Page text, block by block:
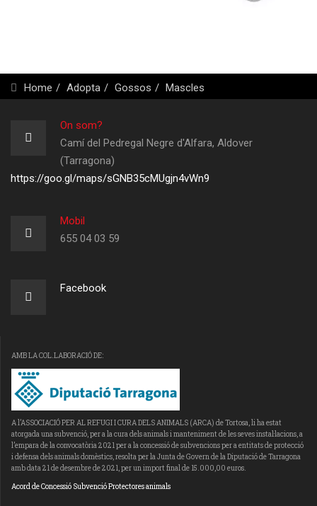
Home Adopta Gossos Mascles
On som?
Camí del Pedregal Negre d'Alfara, Aldover
(Tarragona)
https://goo.gl/maps/sGNB35cMUgjn4vWn9
Mobil
655 04 03 59
Facebook
AMB LA COL.LABORACIÓ DE:
A l’ASSOCIACIÓ PER AL REFUGI I CURA DELS ANIMALS (ARCA) de Tortosa, li ha estat
atorgada una subvenció, per a la cura dels animals i manteniment de les seves instal·lacions, a
l’empara de la convocatòria 2021 per a la concessió de subvencions per a entitats de protecció
i defensa dels animals domèstics, resolta per la Junta de Govern de la Diputació de Tarragona
amb data 21 de desembre de 2021, per un import final de 15.000,00 euros.
Acord de Concessió Subvenció Protectores animals